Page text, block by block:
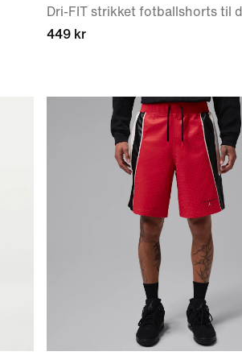
Dri-FIT strikket fotballshorts til
449 kr